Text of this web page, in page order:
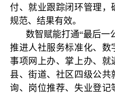
付、就业跟踪闭环管理，
规范、结果有效。
数智赋能打通“最后一
推进人社服务标准化、数
事项网上办、掌上办、就
县、街道、社区四级公
询、岗位推荐、失业登记